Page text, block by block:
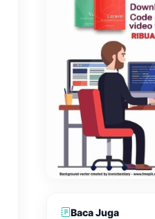
Baca Juga